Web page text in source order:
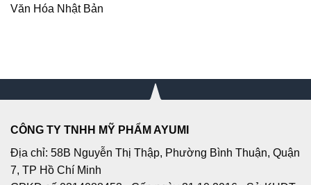
Văn Hóa Nhật Bản
CÔNG TY TNHH MỸ PHẨM AYUMI
Địa chỉ: 58B Nguyễn Thị Thập, Phường Bình Thuận, Quận
7, TP Hồ Chí Minh